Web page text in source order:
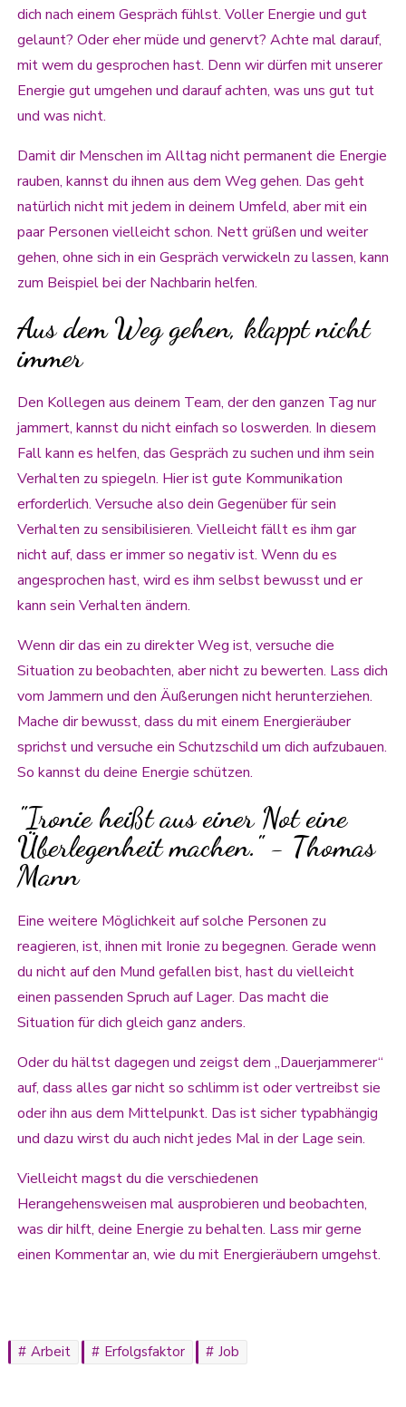
dich nach einem Gespräch fühlst. Voller Energie und gut
gelaunt? Oder eher müde und genervt? Achte mal darauf,
mit wem du gesprochen hast. Denn wir dürfen mit unserer
Energie gut umgehen und darauf achten, was uns gut tut
und was nicht.
Damit dir Menschen im Alltag nicht permanent die Energie
rauben, kannst du ihnen aus dem Weg gehen. Das geht
natürlich nicht mit jedem in deinem Umfeld, aber mit ein
paar Personen vielleicht schon. Nett grüßen und weiter
gehen, ohne sich in ein Gespräch verwickeln zu lassen, kann
zum Beispiel bei der Nachbarin helfen.
Aus dem Weg gehen, klappt nicht
immer
Den Kollegen aus deinem Team, der den ganzen Tag nur
jammert, kannst du nicht einfach so loswerden. In diesem
Fall kann es helfen, das Gespräch zu suchen und ihm sein
Verhalten zu spiegeln. Hier ist gute Kommunikation
erforderlich. Versuche also dein Gegenüber für sein
Verhalten zu sensibilisieren. Vielleicht fällt es ihm gar
nicht auf, dass er immer so negativ ist. Wenn du es
angesprochen hast, wird es ihm selbst bewusst und er
kann sein Verhalten ändern.
Wenn dir das ein zu direkter Weg ist, versuche die
Situation zu beobachten, aber nicht zu bewerten. Lass dich
vom Jammern und den Äußerungen nicht herunterziehen.
Mache dir bewusst, dass du mit einem Energieräuber
sprichst und versuche ein Schutzschild um dich aufzubauen.
So kannst du deine Energie schützen.
"Ironie heißt aus einer Not eine
Überlegenheit machen." - Thomas
Mann
Eine weitere Möglichkeit auf solche Personen zu
reagieren, ist, ihnen mit Ironie zu begegnen. Gerade wenn
du nicht auf den Mund gefallen bist, hast du vielleicht
einen passenden Spruch auf Lager. Das macht die
Situation für dich gleich ganz anders.
Oder du hältst dagegen und zeigst dem „Dauerjammerer“
auf, dass alles gar nicht so schlimm ist oder vertreibst sie
oder ihn aus dem Mittelpunkt. Das ist sicher typabhängig
und dazu wirst du auch nicht jedes Mal in der Lage sein.
Vielleicht magst du die verschiedenen
Herangehensweisen mal ausprobieren und beobachten,
was dir hilft, deine Energie zu behalten. Lass mir gerne
einen Kommentar an, wie du mit Energieräubern umgehst.
Arbeit Erfolgsfaktor Job